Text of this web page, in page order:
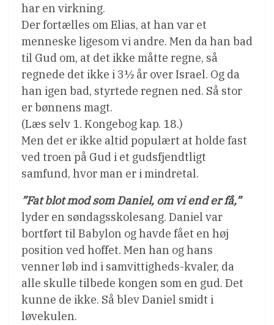
har en virkning.
Der fortælles om Elias, at han var et
menneske ligesom vi andre. Men da han bad
til Gud om, at det ikke måtte regne, så
regnede det ikke i 3½ år over Israel. Og da
han igen bad, styrtede regnen ned. Så stor
er bønnens magt.
(Læs selv 1. Kongebog kap. 18.)
Men det er ikke altid populært at holde fast
ved troen på Gud i et gudsfjendtligt
samfund, hvor man er i mindretal.
”Fat blot mod som Daniel, om vi end er få,”
lyder en søndagsskolesang. Daniel var
bortført til Babylon og havde fået en høj
position ved hoffet. Men han og hans
venner løb ind i samvittigheds-kvaler, da
alle skulle tilbede kongen som en gud. Det
kunne de ikke. Så blev Daniel smidt i
løvekulen.